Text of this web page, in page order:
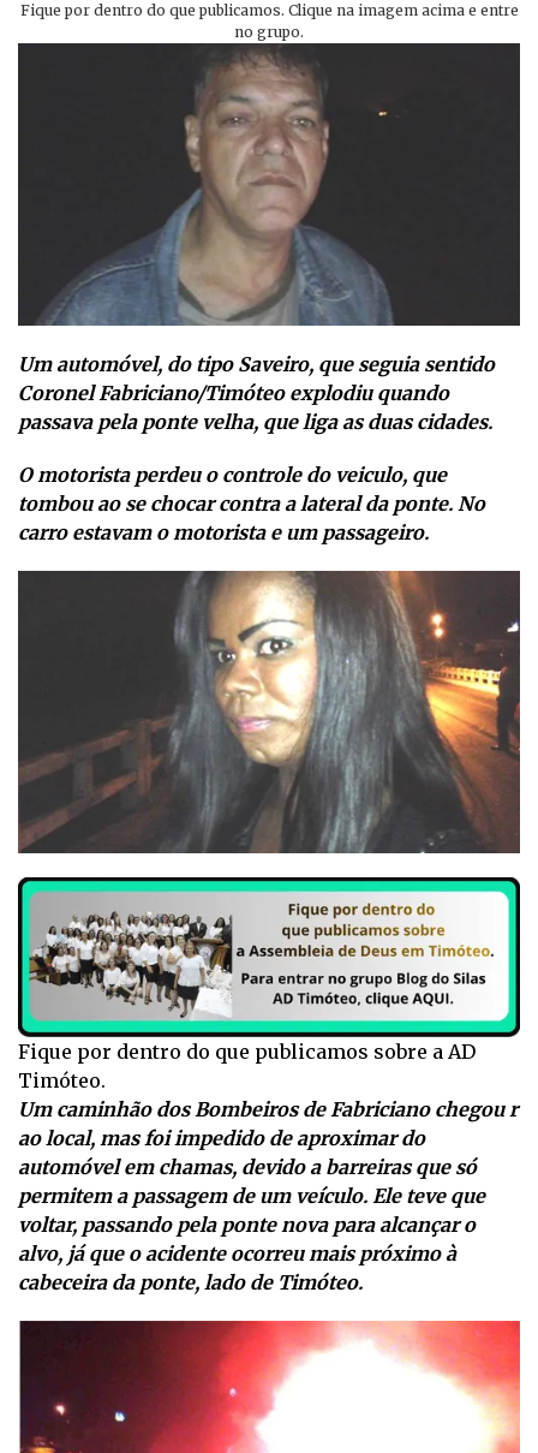
Fique por dentro do que publicamos. Clique na imagem acima e entre
no grupo.
Um automóvel, do tipo Saveiro, que seguia sentido
Coronel Fabriciano/Timóteo explodiu quando
passava pela ponte velha, que liga as duas cidades.
O motorista perdeu o controle do veiculo, que
tombou ao se chocar contra a lateral da ponte. No
carro estavam o motorista e um passageiro.
Fique por dentro do que publicamos sobre a AD
Timóteo.
Um caminhão dos Bombeiros de Fabriciano chegou r
ao local, mas foi impedido de aproximar do
automóvel em chamas, devido a barreiras que só
permitem a passagem de um veículo. Ele teve que
voltar, passando pela ponte nova para alcançar o
alvo, já que o acidente ocorreu mais próximo à
cabeceira da ponte, lado de Timóteo.